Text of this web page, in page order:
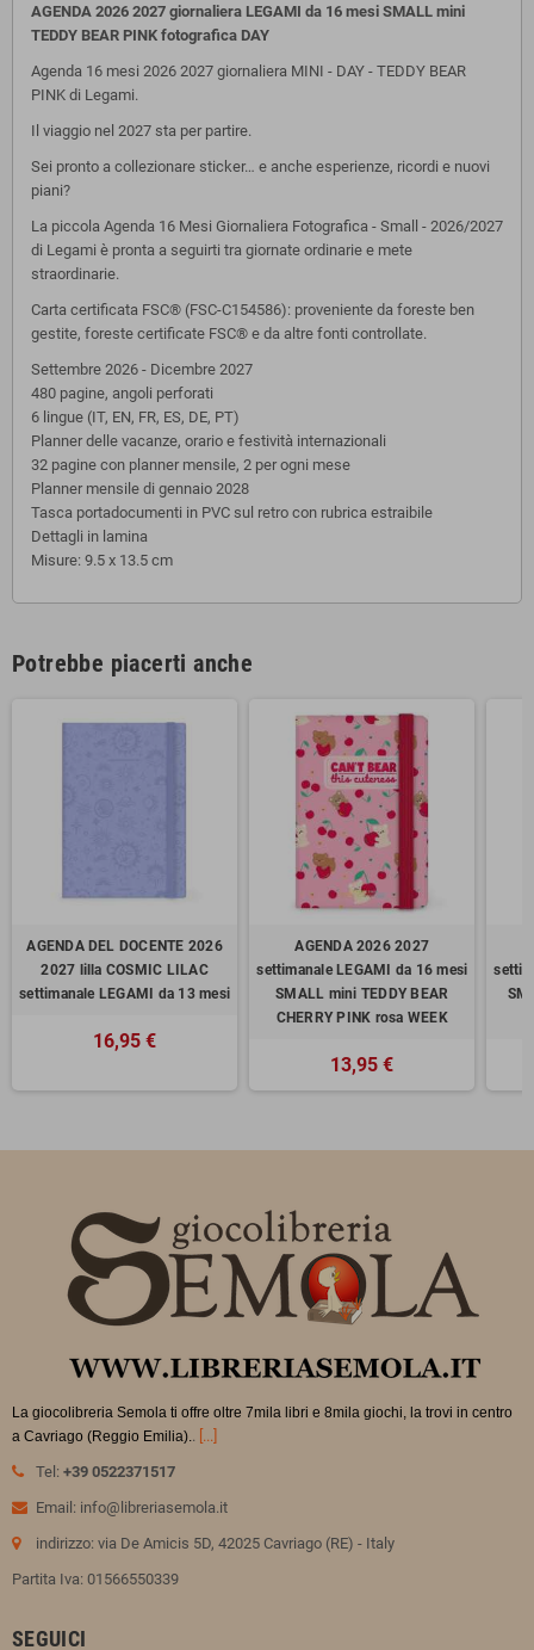
AGENDA 2026 2027 giornaliera LEGAMI da 16 mesi SMALL mini
TEDDY BEAR PINK fotografica DAY
Agenda 16 mesi 2026 2027 giornaliera MINI - DAY - TEDDY BEAR
PINK di Legami.
Il viaggio nel 2027 sta per partire.
Sei pronto a collezionare sticker… e anche esperienze, ricordi e nuovi
piani?
La piccola Agenda 16 Mesi Giornaliera Fotografica - Small - 2026/2027
di Legami è pronta a seguirti tra giornate ordinarie e mete
straordinarie.
Carta certificata FSC® (FSC-C154586): proveniente da foreste ben
gestite, foreste certificate FSC® e da altre fonti controllate.
Settembre 2026 - Dicembre 2027
480 pagine, angoli perforati
6 lingue (IT, EN, FR, ES, DE, PT)
Planner delle vacanze, orario e festività internazionali
32 pagine con planner mensile, 2 per ogni mese
Planner mensile di gennaio 2028
Tasca portadocumenti in PVC sul retro con rubrica estraibile
Dettagli in lamina
Misure: 9.5 x 13.5 cm
Potrebbe piacerti anche
AGENDA DEL DOCENTE 2026
2027 lilla COSMIC LILAC
settimanale LEGAMI da 13 mesi
16,95 €
AGENDA 2026 2027
settimanale LEGAMI da 16 mesi
SMALL mini TEDDY BEAR
CHERRY PINK rosa WEEK
13,95 €
La giocolibreria Semola ti offre oltre 7mila libri e 8mila giochi, la trovi in centro
a Cavriago (Reggio Emilia).. [...]
Tel: +39 0522371517
Email: info@libreriasemola.it
indirizzo: via De Amicis 5D, 42025 Cavriago (RE) - Italy
Partita Iva: 01566550339
SEGUICI